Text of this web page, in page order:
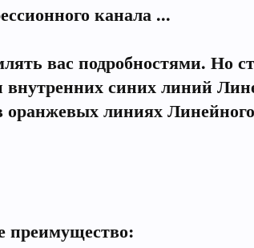
канала ...
вас подробностями. Но
синих линий
оранжевых линиях
преимущество: